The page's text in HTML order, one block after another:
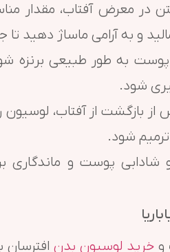
در معرض آفتاب، مقدار
و به آرامی ماساژ دهید
به طور طبیعی برنزه
شود.
از بازگشت از آفتاب، لوسیون
شود.
پوست و ماندگاری
وخرید لوسیون بدن افترسان